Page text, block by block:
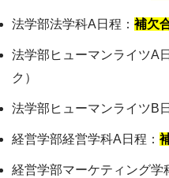
法学部法学科A日程： 補欠
法学部ヒューマンライツA
ク）
法学部ヒューマンライツB
経営学部経営学科A日程：
経営学部マーケティング学